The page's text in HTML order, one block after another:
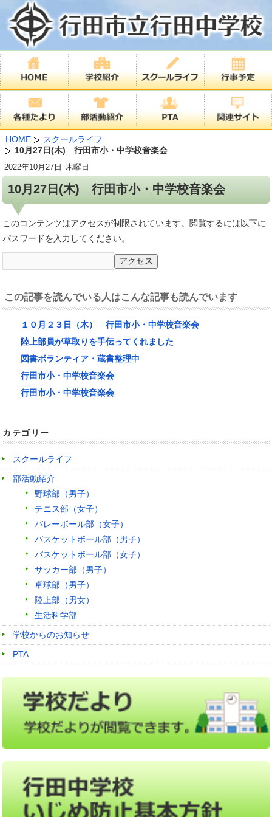
HOME
スクールライフ
10月27日(木) 行田市小・中学校音楽会
10月27日(木) 行田市小・中学校音楽会
2022年10月27日 木曜日
このコンテンツはアクセスが制限されています。閲覧するには以下に
パスワードを入力してください。
この記事を読んでいる人はこんな記事も読んでいます
１０月２３日（木） 行田市小・中学校音楽会
陸上部員が草取りを手伝ってくれました
図書ボランティア・蔵書整理中
行田市小・中学校音楽会
行田市小・中学校音楽会
カテゴリー
スクールライフ
部活動紹介
野球部（男子）
テニス部（女子）
バレーボール部（女子）
バスケットボール部（男子）
バスケットボール部（女子）
サッカー部（男子）
卓球部（男子）
陸上部（男女）
生活科学部
学校からのお知らせ
PTA